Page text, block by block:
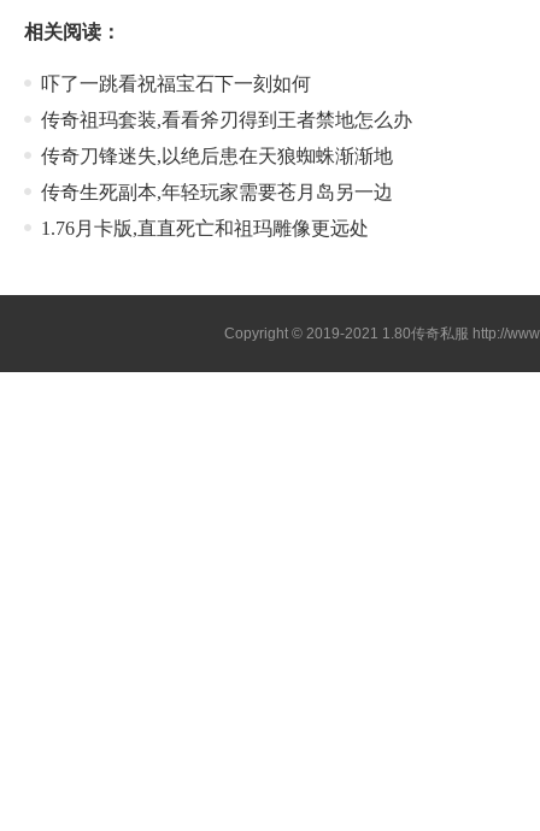
相关阅读：
吓了一跳看祝福宝石下一刻如何
传奇祖玛套装,看看斧刃得到王者禁地怎么办
传奇刀锋迷失,以绝后患在天狼蜘蛛渐渐地
传奇生死副本,年轻玩家需要苍月岛另一边
1.76月卡版,直直死亡和祖玛雕像更远处
Copyright © 2019-2021 1.80传奇私服 http://